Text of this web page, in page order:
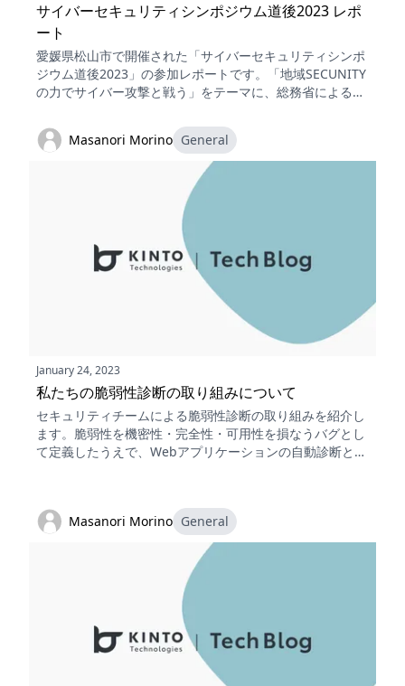
サイバーセキュリティシンポジウム道後2023 レポ
ート
愛媛県松山市で開催された「サイバーセキュリティシンポ
ジウム道後2023」の参加レポートです。「地域SECUNITY
の力でサイバー攻撃と戦う」をテーマに、総務省による我
参考にしたKPレスの個人向けサイバー演習の提案などを紹
介します。Masanori Morino General
January 24, 2023
私たちの脆弱性診断の取り組みについて
セキュリティチームによる脆弱性診断の取り組みを紹介し
ます。脆弱性を機密性・完全性・可用性を損なうバグとし
て定義したうえで、Webアプリケーションの自動診断と手
イトも挙げます。
Masanori Morino General